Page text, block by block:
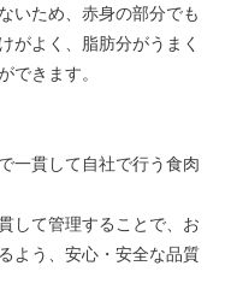
いため、赤身の部分でも
がよく、脂肪分がうまく
できます。
一貫して自社で行う食肉
して管理することで、お
よう、安心・安全な品質